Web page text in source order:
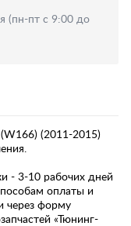
(пн-пт с 9:00 до
(2011-2015)
- 3-10 рабочих дней
оплаты и
через форму
«Тюнинг-